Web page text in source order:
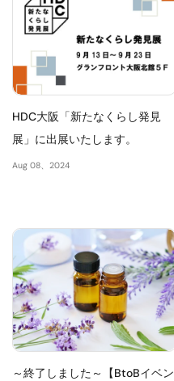
HDC大阪「新たなくらし発見
展」に出展いたします。
Aug 08、2024
～終了しました～【BtoBイベン